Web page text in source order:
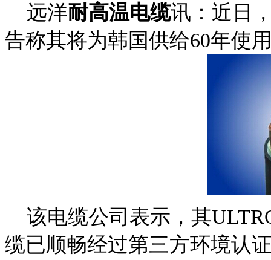
远洋耐高温电缆讯：近日
告称其将为韩国供给60年使
该电缆公司表示，其
缆已顺畅经过第三方环境认